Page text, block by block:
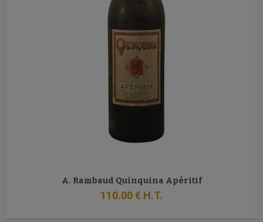
A. Rambaud Quinquina Apéritif
110.00€ H.T.